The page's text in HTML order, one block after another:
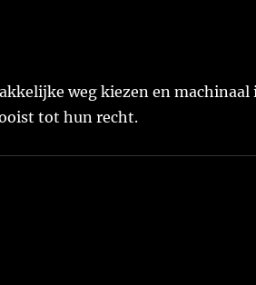
weg kiezen en machinaal
tot hun recht.